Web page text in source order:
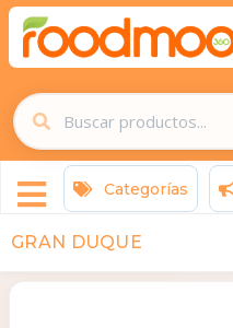
Categorías
GRAN DUQUE